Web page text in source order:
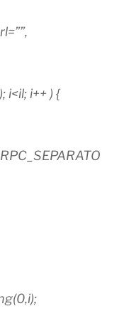
i++ ) {
RPC_SEPARATO